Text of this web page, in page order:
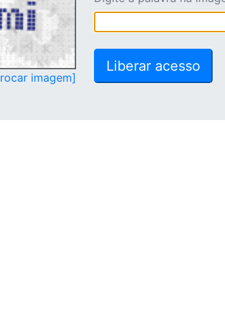
imagem]